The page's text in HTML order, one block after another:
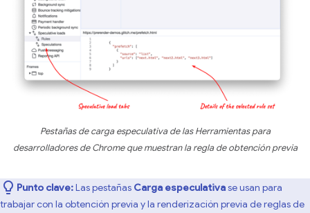
Pestañas de carga especulativa de las Herramientas para
desarrolladores de Chrome que muestran la regla de obtención previa
Punto clave:Las pestañas Carga especulativase usan para
trabajar con la obtención previa y la renderización previa de reglas de